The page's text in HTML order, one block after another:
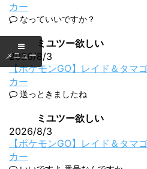
カー
なっていいですか？
ミユツー欲しい
2026/8/3
【ポケモンGO】レイド＆タマ
カー
送っときましたね
ミユツー欲しい
2026/8/3
【ポケモンGO】レイド＆タマ
カー